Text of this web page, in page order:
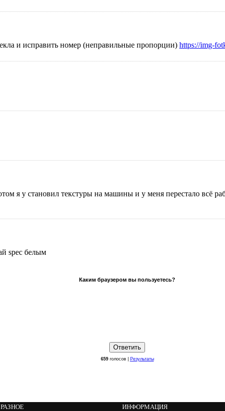
и исправить номер (неправильные пропорции) https://img-
я у становил текстуры на машины и у меня перестало всё
spec белым
Каким браузером вы пользуетесь?
659голосов | Результаты
РАЗНОЕ ИНФОРМАЦИЯ